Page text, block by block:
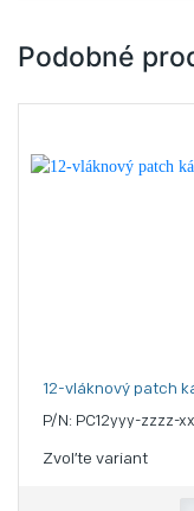
Podobné
12-vláknový patch
P/N: PC12yyy-zzzz-
Zvoľte variant